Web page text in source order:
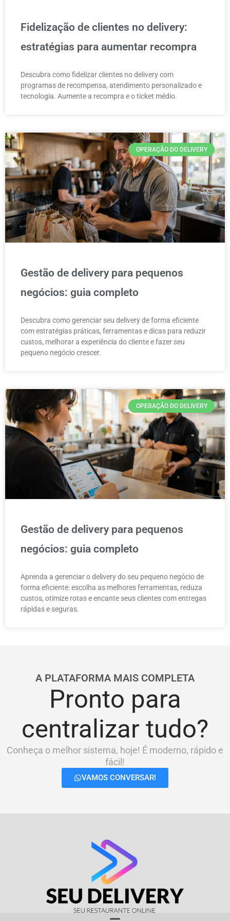
Fidelização de clientes no delivery:
estratégias para aumentar recompra
Descubra como fidelizar clientes no delivery com
programas de recompensa, atendimento personalizado e
tecnologia. Aumente a recompra e o ticket médio.
OPERAÇÃO DO DELIVERY
Gestão de delivery para pequenos
negócios: guia completo
Descubra como gerenciar seu delivery de forma eficiente
com estratégias práticas, ferramentas e dicas para reduzir
custos, melhorar a experiência do cliente e fazer seu
pequeno negócio crescer.
OPERAÇÃO DO DELIVERY
Gestão de delivery para pequenos
negócios: guia completo
Aprenda a gerenciar o delivery do seu pequeno negócio de
forma eficiente: escolha as melhores ferramentas, reduza
custos, otimize rotas e encante seus clientes com entregas
rápidas e seguras.
A PLATAFORMA MAIS COMPLETA
Pronto para
centralizar tudo?
Conheça o melhor sistema, hoje! É moderno, rápido e
fácil!
VAMOS CONVERSAR!